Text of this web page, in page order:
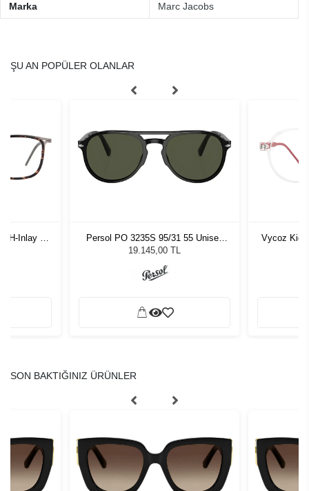
Marka Marc Jacobs
ŞU AN POPÜLER OLANLAR
H-Inlay 53-
Persol PO 3235S 95/31 55 Unisex
Güneş Gözlüğü
19.145,00 TL
Vycoz Kids
SON BAKTIĞINIZ ÜRÜNLER